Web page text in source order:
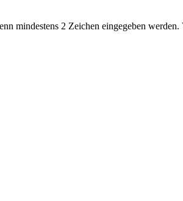
mindestens 2 Zeichen eingegeben